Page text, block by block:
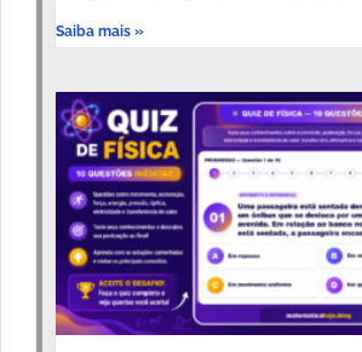
Saiba mais »